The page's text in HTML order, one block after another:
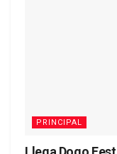
PRINCIPAL